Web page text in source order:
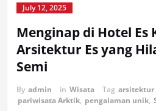
July 12, 2025
Menginap di Hotel Es
Arsitektur Es yang
Semi
By admin in Wisata Tag arsitektur
pariwisata Arktik, pengalaman unik,